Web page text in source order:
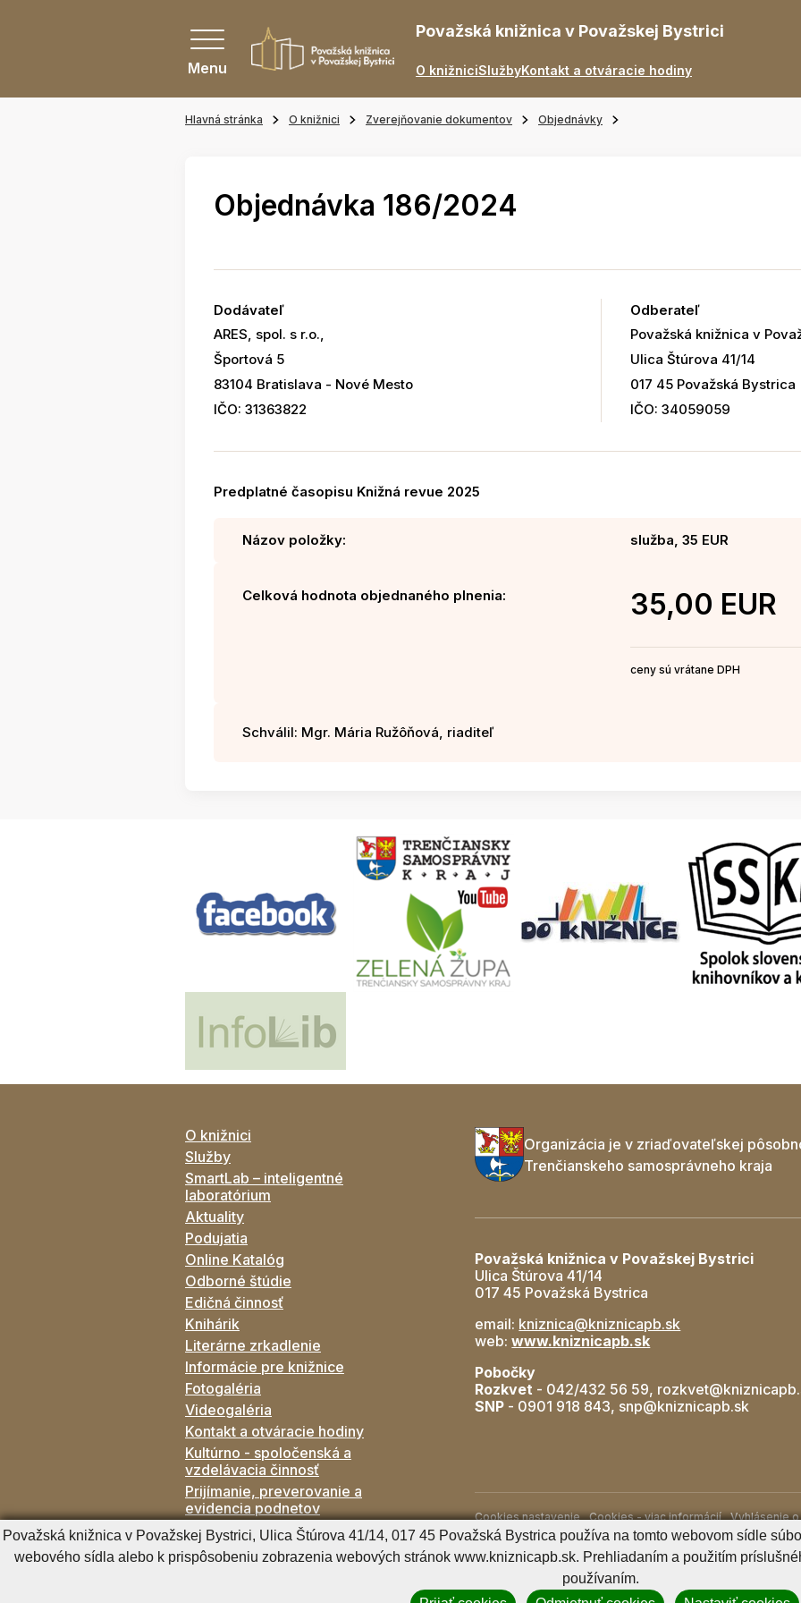
Menu
Považská knižnica v Považskej Bystrici
O knižniciSlužbyKontakt a otváracie hodiny
Hlavná stránka O knižnici Zverejňovanie dokumentov Objednávky
Objednávka 186/2024
Dodávateľ
ARES, spol. s r.o.,
Športová 5
83104 Bratislava - Nové Mesto
IČO: 31363822
Odberateľ
Považská knižnica v
Ulica Štúrova 41/14
017 45 Považská Bystrica
IČO: 34059059
Predplatné časopisu Knižná revue 2025
Názov položky: služba, 35 EUR
Celková hodnota objednaného plnenia: 35,00 EUR
ceny sú vrátane DPH
Schválil: Mgr. Mária Ružôňová, riaditeľ
O knižnici
Služby
SmartLab – inteligentné
laboratórium
Aktuality
Podujatia
Online Katalóg
Odborné štúdie
Edičná činnosť
Knihárik
Literárne zrkadlenie
Informácie pre knižnice
Fotogaléria
Videogaléria
Kontakt a otváracie hodiny
Kultúrno - spoločenská a
vzdelávacia činnosť
Prijímanie, preverovanie a
evidencia podnetov
Verejné Obstarávanie
Organizácia je v zriaďovateľskej
Trenčianskeho samosprávneho kraja
Považská knižnica v Považskej Bystrici
Ulica Štúrova 41/14
017 45 Považská Bystrica
email: kniznica@kniznicapb.sk
web:www.kniznicapb.sk
Pobočky
Rozkvet - 042/432 56 59,
SNP - 0901 918 843, snp@kniznicapb.sk
Cookies nastavenie Cookies - viac informácií
Vyhlásenie
Správca obsahu
Považská knižnica v Považskej Bystrici, Ulica Štúrova 41/14, 017 45 Považská Bystrica používa na tomto webovom sídle
webového sídla alebo k prispôsobeniu zobrazenia webových stránok www.kniznicapb.sk. Prehliadaním a použitím
používaním.